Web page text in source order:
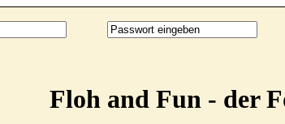
Floh and Fun - der